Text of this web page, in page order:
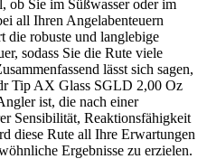
ob Sie im Süßwasser oder im
all Ihren Angelabenteuern
die robuste und langlebige
sodass Sie die Rute viele
lässt sich sagen,
Tip AX Glass SGLD 2,00 Oz
ist, die nach einer
Sensibilität, Reaktionsfähigkeit
diese Rute all Ihre Erwartungen
Ergebnisse zu erzielen.